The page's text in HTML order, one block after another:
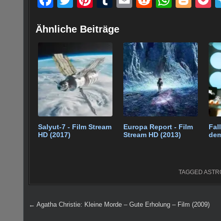
c
b
o
o
k
tt
er
er
e
st
m
bl
di
t
s
A
p
p
g
er
Ähnliche Beiträge
Salyut-7 - Film Stream
HD (2017)
Europa Report - Film
Stream HD (2013)
TAGGED
Beitragsnavigation
← Agatha Christie: Kleine Morde – Gute Erholung – Film (2009)